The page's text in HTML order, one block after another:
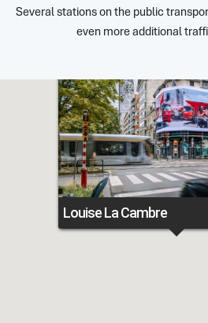
Several stations on the public
even more additional
Louise La Cambre